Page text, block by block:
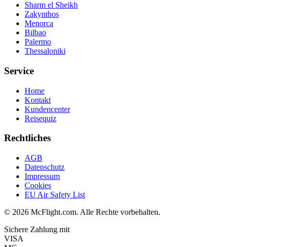
Sharm el Sheikh
Zakynthos
Menorca
Bilbao
Palermo
Thessaloniki
Service
Home
Kontakt
Kundencenter
Reisequiz
Rechtliches
AGB
Datenschutz
Impressum
Cookies
EU Air Safety List
© 2026 McFlight.com. Alle Rechte vorbehalten.
Sichere Zahlung mit
VISA